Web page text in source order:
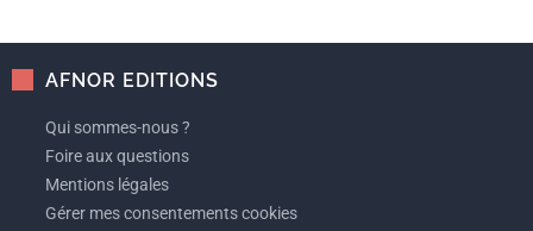
AFNOR EDITIONS
Qui sommes-nous ?
Foire aux questions
Mentions légales
Gérer mes consentements cookies